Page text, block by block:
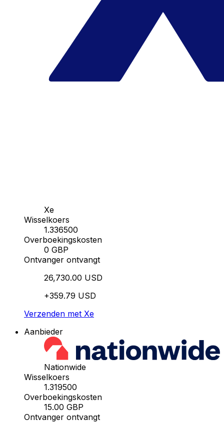
Xe
Wisselkoers
1.336500
Overboekingskosten
0 GBP
Ontvanger ontvangt
26,730.00 USD
+359.79 USD
Verzenden met Xe
Aanbieder
Nationwide
Wisselkoers
1.319500
Overboekingskosten
15.00 GBP
Ontvanger ontvangt